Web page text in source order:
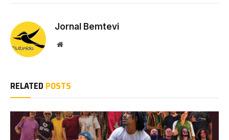
Jornal Bemtevi
Website
RELATED POSTS